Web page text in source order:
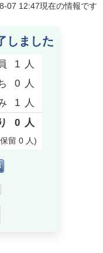
07 12:47現在の情報です
しました
1 人
0 人
1 人
0 人
留 0 人)